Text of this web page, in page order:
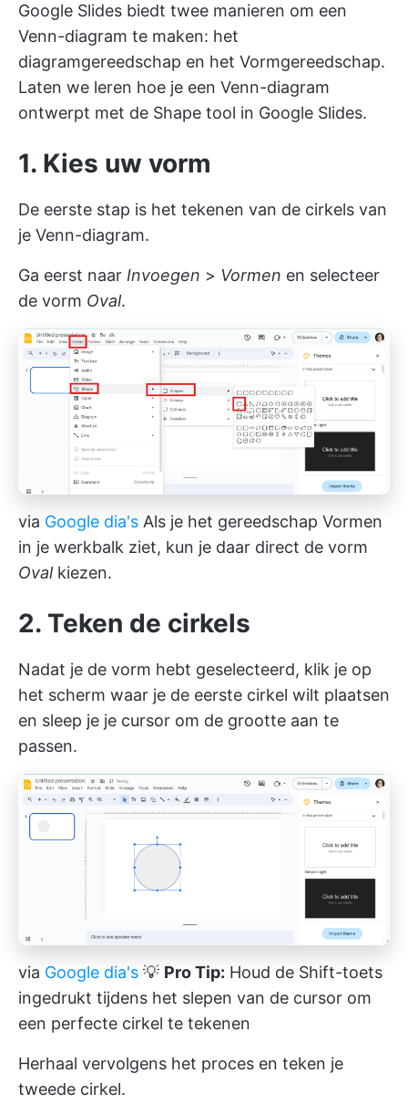
Google Slides biedt twee manieren om een
Venn-diagram te maken: het
diagramgereedschap en het Vormgereedschap.
Laten we leren hoe je een Venn-diagram
ontwerpt met de Shape tool in Google Slides.
1. Kies uw vorm
De eerste stap is het tekenen van de cirkels van
je Venn-diagram.
Ga eerst naar Invoegen > Vormen en selecteer
de vorm Oval.
via Google dia's Als je het gereedschap Vormen
in je werkbalk ziet, kun je daar direct de vorm
Ovalkiezen.
2. Teken de cirkels
Nadat je de vorm hebt geselecteerd, klik je op
het scherm waar je de eerste cirkel wilt plaatsen
en sleep je je cursor om de grootte aan te
passen.
via Google dia's 💡 Pro Tip: Houd de Shift-toets
ingedrukt tijdens het slepen van de cursor om
een perfecte cirkel te tekenen
Herhaal vervolgens het proces en teken je
tweede cirkel.